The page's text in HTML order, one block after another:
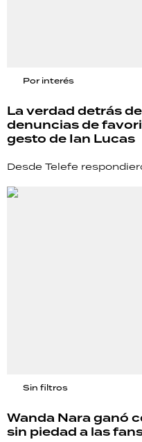
Por interés
La verdad detrás
denuncias de
gesto de Ian Lucas
Desde Telefe
Sin filtros
Wanda Nara ganó
sin piedad a las